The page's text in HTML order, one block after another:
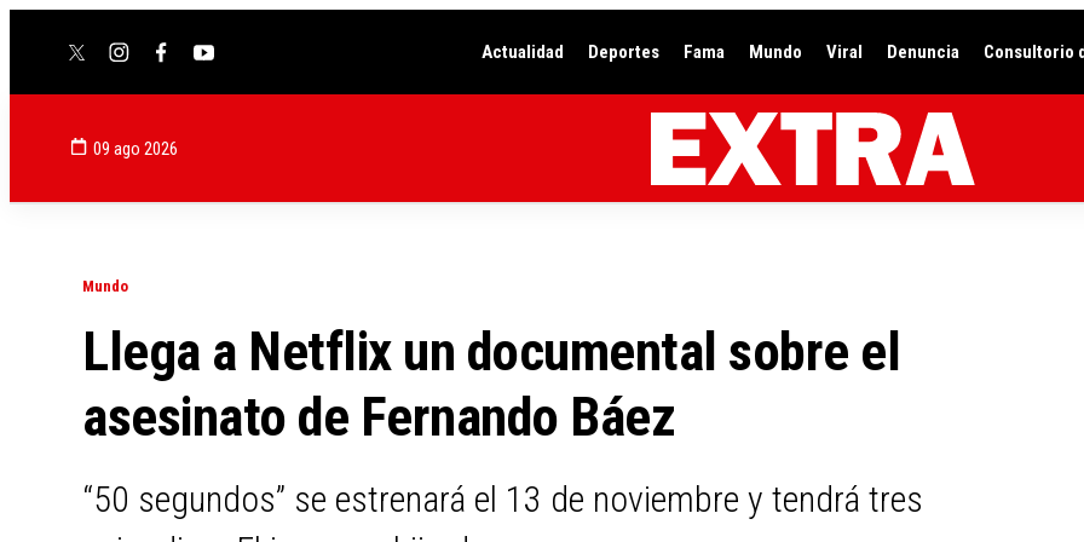
twitterinstagram
facebookyoutube Actualidad Deportes Fama Mundo Viral Denuncia Consultorio
09 ago 2026
Mundo
Llega a Netflix un documental sobre el
asesinato de Fernando Báez
“50 segundos” se estrenará el 13 de noviembre y tendrá tres